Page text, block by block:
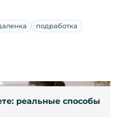
подработка
реальные способы